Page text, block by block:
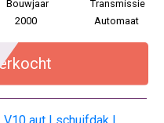
Bouwjaar
2000
Transmissie
Automaat